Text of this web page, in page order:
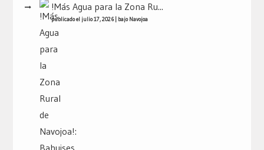
!Más Agua para la Zona Ru...
publicado el julio 17, 2026| bajoNavojoa